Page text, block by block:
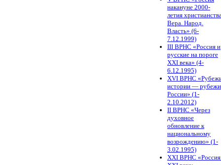
накануне 2000-
летия
Вера. Народ.
Власть» (6-
7.12.1999)
III ВРНС «Россия и
русские на пороге
XXI века» (4-
6.12.1995)
XVI ВРНС
истории — рубежи
России» (1-
2.10.2012)
II ВРНС «Через
духовное
обновление к
национальному
возрождению» (1-
3.02.1995)
XХI ВРНС «Россия